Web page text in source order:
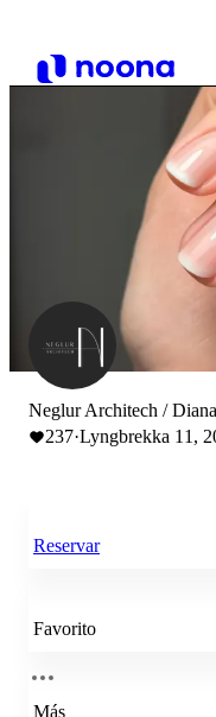
Neglur Architech /
237·Lyngbrekka 11,
Reservar
Favorito
Más